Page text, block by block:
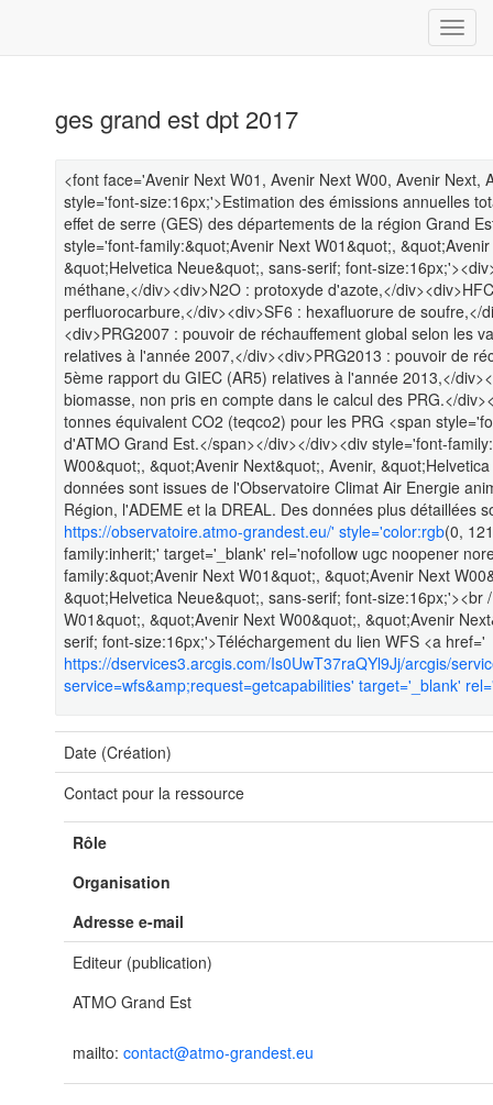
ges grand est dpt 2017
<font face='Avenir Next W01, Avenir Next W00, Avenir Next,
style='font-size:16px;'>Estimation des émissions annuelles
effet de serre (GES) des départements de la région Grand
style='font-family:&quot;Avenir Next W01&quot;,
&quot;Helvetica Neue&quot;, sans-serif; font-
méthane,</div><div>N2O : protoxyde d'azote,</
perfluorocarbure,</div><div>SF6 : hexafluorure de soufre,</
<div>PRG2007 : pouvoir de réchauffement global selon les
relatives à l'année 2007,</div><div>PRG2013 : pouvoir de
5ème rapport du GIEC (AR5) relatives à l'année 2013,</
biomasse, non pris en compte dans le calcul des PRG.</
tonnes équivalent CO2 (teqco2) pour les PRG <span
d'ATMO Grand Est.</span></div></div><div style='font-
W00&quot;, &quot;Avenir Next&quot;, Avenir,
données sont issues de l'Observatoire Climat Air Energie
Région, l'ADEME et la DREAL. Des données plus détaillées
https://observatoire.atmo-grandest.eu/' style='color:rgb(0,
family:inherit;' target='_blank' rel='nofollow ugc noopener
family:&quot;Avenir Next W01&quot;, &quot;Avenir Next
&quot;Helvetica Neue&quot;, sans-serif; font-
W01&quot;, &quot;Avenir Next W00&quot;, &quot;Avenir
serif; font-size:16px;'>Téléchargement du lien WFS <a href='
https://dservices3.arcgis.com/Is0UwT37raQYl9Jj/arcgis/
service=wfs&amp;request=getcapabilities' target='_blank'
Date (Création)
Contact pour la ressource
Rôle
Organisation
Adresse e-mail
Editeur (publication)
ATMO Grand Est
mailto: contact@atmo-grandest.eu